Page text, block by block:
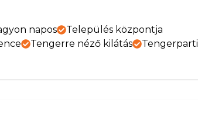
napos
Település központja
Tengerre néző kilátás
Tengerparti